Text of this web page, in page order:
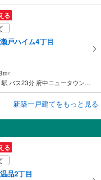
る
戸ハイム4丁目
2
芸備線 「矢賀」駅 バス23分 府中ニュータウン バス停下車 徒歩1分
田本町
徒歩27分
新築一戸建てをもっと見る
る
品2丁目